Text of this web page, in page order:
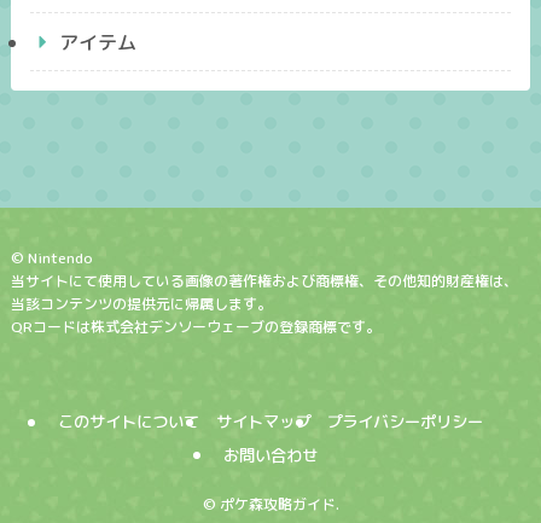
アイテム
© Nintendo
当サイトにて使用している画像の著作権および商標権、その他知的財産権は、
当該コンテンツの提供元に帰属します。
QRコードは株式会社デンソーウェーブの登録商標です。
このサイトについて サイトマップ
プライバシーポリシー
お問い合わせ
© ポケ森攻略ガイド.